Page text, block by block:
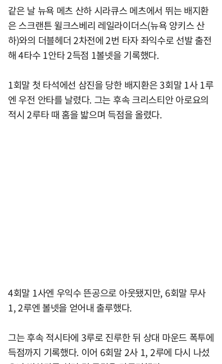
같은 날 뉴욕 메츠 산하 시라큐스 메츠에서 뛰는 배지환
은 스크랜튼 윌크스베리 레일라이더스(뉴욕 양키스 산
하)와의 더블헤더 2차전에 2번 타자 좌익수로 선발 출전
해 4타수 1안타 2득점 1볼넷을 기록했다.
1회말 첫 타석에선 삼진을 당한 배지환은 3회말 1사 1루
엔 우전 안타를 날렸다. 그는 후속 크리스티안 아로요의
적시 2루타 때 홈을 밟으며 득점을 올렸다.
4회말 1사엔 우익수 뜬공으로 아웃됐지만, 6회말 무사
1, 2루엔 볼넷을 얻어내 출루했다.
그는 후속 적시타에 3루로 진루한 뒤 상대 마운드 폭투에
득점까지 기록했다. 이어 6회말 2사 1, 2루에 다시 나섰